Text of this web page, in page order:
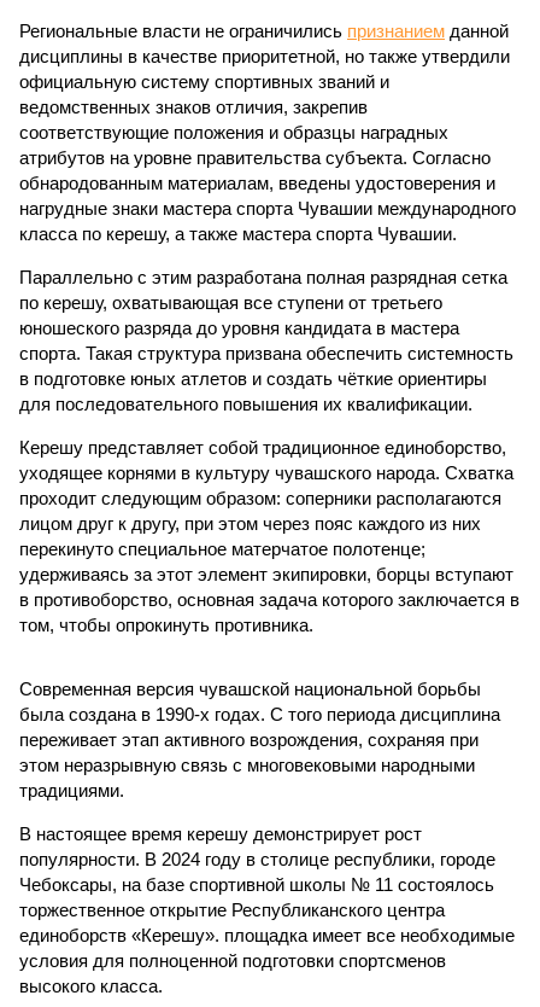
Региональные власти не ограничились признанием данной
дисциплины в качестве приоритетной, но также утвердили
официальную систему спортивных званий и
ведомственных знаков отличия, закрепив
соответствующие положения и образцы наградных
атрибутов на уровне правительства субъекта. Согласно
обнародованным материалам, введены удостоверения и
нагрудные знаки мастера спорта Чувашии международного
класса по керешу, а также мастера спорта Чувашии.
Параллельно с этим разработана полная разрядная сетка
по керешу, охватывающая все ступени от третьего
юношеского разряда до уровня кандидата в мастера
спорта. Такая структура призвана обеспечить системность
в подготовке юных атлетов и создать чёткие ориентиры
для последовательного повышения их квалификации.
Керешу представляет собой традиционное единоборство,
уходящее корнями в культуру чувашского народа. Схватка
проходит следующим образом: соперники располагаются
лицом друг к другу, при этом через пояс каждого из них
перекинуто специальное матерчатое полотенце;
удерживаясь за этот элемент экипировки, борцы вступают
в противоборство, основная задача которого заключается в
том, чтобы опрокинуть противника.
Современная версия чувашской национальной борьбы
была создана в 1990-х годах. С того периода дисциплина
переживает этап активного возрождения, сохраняя при
этом неразрывную связь с многовековыми народными
традициями.
В настоящее время керешу демонстрирует рост
популярности. В 2024 году в столице республики, городе
Чебоксары, на базе спортивной школы № 11 состоялось
торжественное открытие Республиканского центра
единоборств «Керешу». площадка имеет все необходимые
условия для полноценной подготовки спортсменов
высокого класса.